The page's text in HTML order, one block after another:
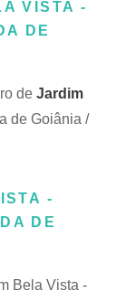
VISTA -
DE
de Jardim
de Goiânia /
-
DE
Bela Vista -